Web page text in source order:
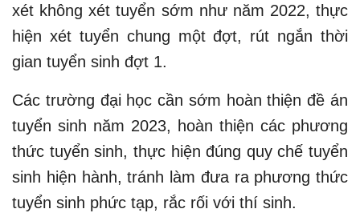
xét không xét tuyển sớm như năm 2022, thực
hiện xét tuyển chung một đợt, rút ngắn thời
gian tuyển sinh đợt 1.
Các trường đại học cần sớm hoàn thiện đề án
tuyển sinh năm 2023, hoàn thiện các phương
thức tuyển sinh, thực hiện đúng quy chế tuyển
sinh hiện hành, tránh làm đưa ra phương thức
tuyển sinh phức tạp, rắc rối với thí sinh.